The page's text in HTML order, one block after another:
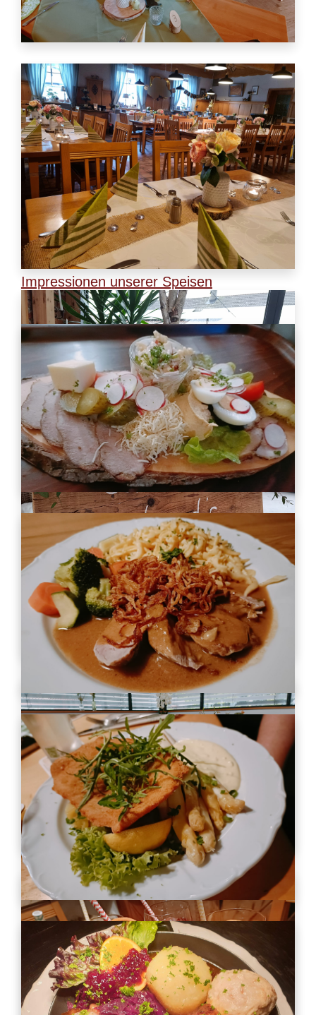
Impressionen unserer Speisen